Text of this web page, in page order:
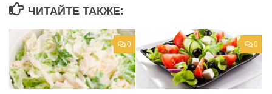
ЧИТАЙТЕ ТАКЖЕ:
0 0